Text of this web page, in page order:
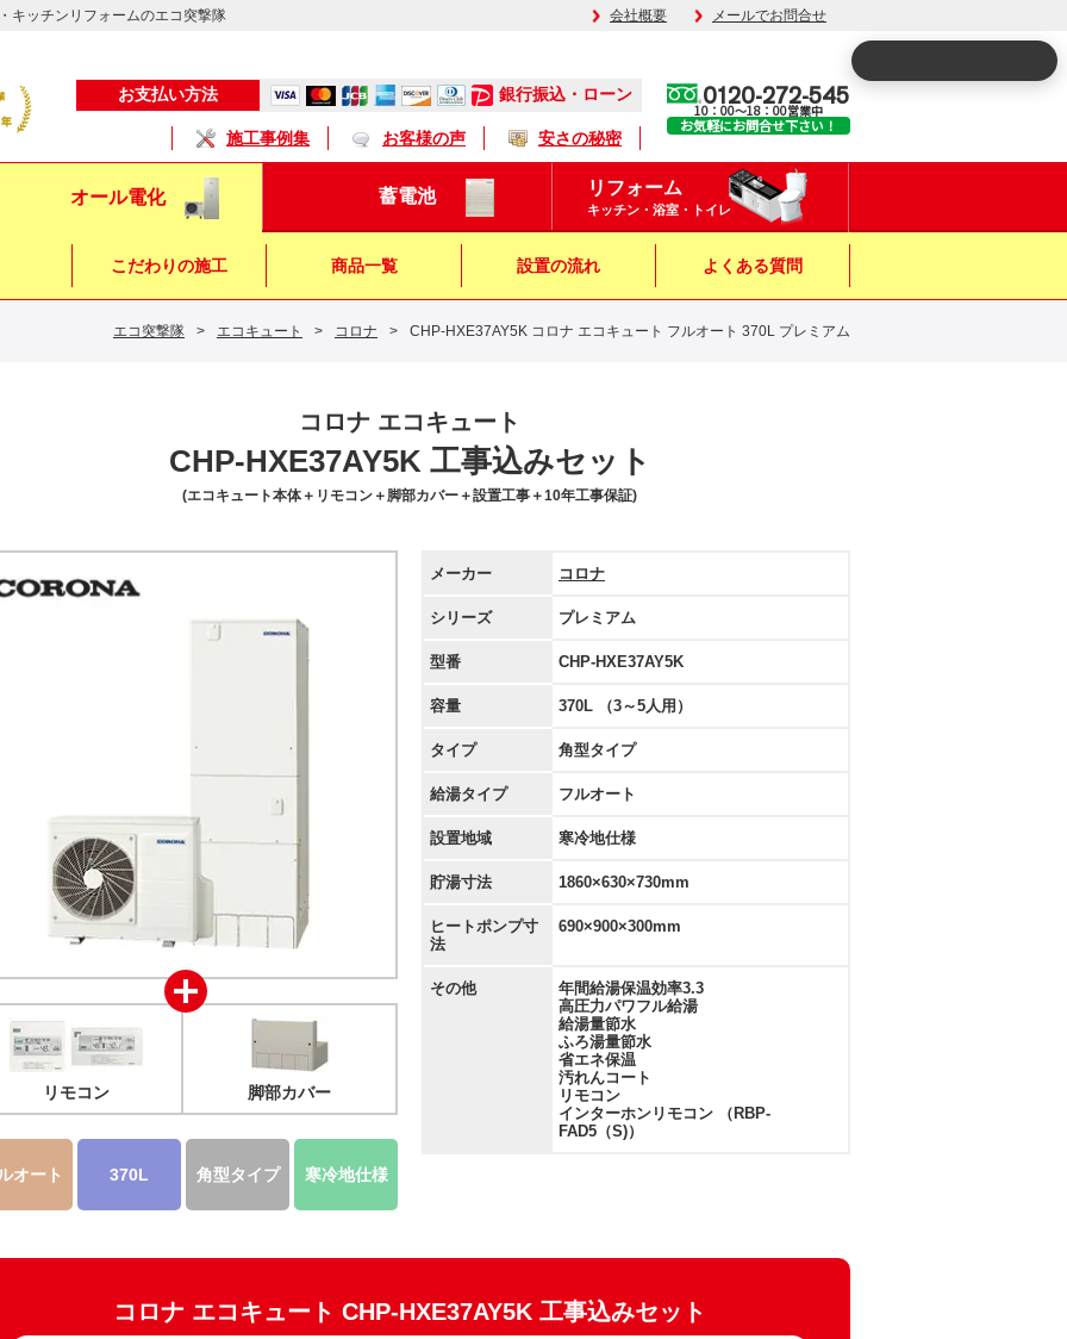
キッチンリフォームのエコ突撃隊 会社概要 メールでお問合せ
お支払い方法 銀行振込・ローン
施工事例集 お客様の声 安さの秘密
0120-272-545
10：00～18：00営業中
お気軽にお問合せ下さい！
オール電化 蓄電池 リフォーム
キッチン・浴室・トイレ
こだわりの施工 商品一覧 設置の流れ よくある質問
エコ突撃隊 > エコキュート > コロナ > CHP-HXE37AY5K コロナ エコキュート フルオート 370L プレミアム
コロナ エコキュート
CHP-HXE37AY5K 工事込みセット
(エコキュート本体＋リモコン＋脚部カバー＋設置工事＋10年工事保証)
リモコン 脚部カバー
オート 370L 角型タイプ 寒冷地仕様
メーカー コロナ
シリーズ プレミアム
型番 CHP-HXE37AY5K
容量 370L （3～5人用）
タイプ 角型タイプ
給湯タイプ フルオート
設置地域 寒冷地仕様
貯湯寸法 1860×630×730mm
ヒートポンプ寸
法
690×900×300mm
その他
年間給湯保温効率3.3
高圧力パワフル給湯
給湯量節水
ふろ湯量節水
省エネ保温
汚れんコート
リモコン
インターホンリモコン （RBP-
FAD5（S)）
コロナ エコキュート CHP-HXE37AY5K 工事込みセット